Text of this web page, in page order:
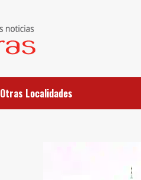
Otras Localidades